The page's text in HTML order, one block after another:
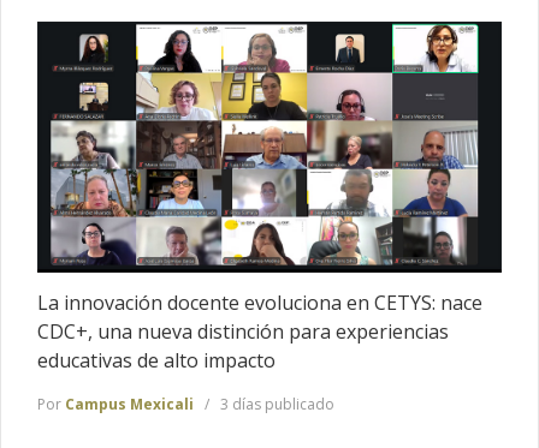
La innovación docente evoluciona en CETYS: nace
CDC+, una nueva distinción para experiencias
educativas de alto impacto
Por Campus Mexicali 3 días publicado